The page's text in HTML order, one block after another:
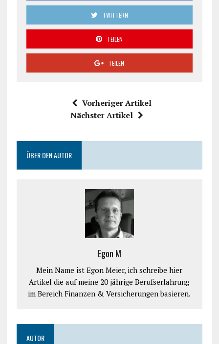
TWITTERN
TEILEN
TEILEN
Vorheriger Artikel
Nächster Artikel
ÜBER DEN AUTOR
Egon M
Mein Name ist Egon Meier, ich schreibe hier
Artikel die auf meine 20 jährige Berufserfahrung
im Bereich Finanzen & Versicherungen basieren.
AUTOR